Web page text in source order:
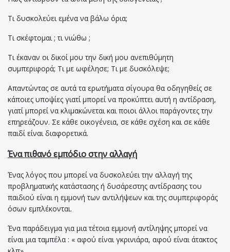
Τι δυσκολεύει εμένα να βάλω όρια;
Τι σκέφτομαι ; τι νιώθω ;
Τι έκαναν οι δικοί μου την δική μου ανεπιθύμητη
συμπεριφορά; Τι με ωφέλησε; Τι με δυσκόλεψε;
Απαντώντας σε αυτά τα ερωτήματα σίγουρα θα οδηγηθείς σε
κάποιες υποψίες γιατί μπορεί να προκύπτει αυτή η αντίδραση,
γιατί μπορεί να κλιμακώνεται και ποιοι άλλοι παράγοντες την
επηρεάζουν. Σε κάθε οικογένεια, σε κάθε σχέση και σε κάθε
παιδί είναι διαφορετικά.
Ένα πιθανό εμπόδιο στην αλλαγή
Ένας λόγος που μπορεί να δυσκολεύει την αλλαγή της
προβληματικής κατάστασης ή δυσάρεστης αντίδρασης του
παιδιού είναι η εμμονή των αντιλήψεων και της συμπεριφοράς
όσων εμπλέκονται.
Ένα παράδειγμα για μια τέτοια εμμονή αντίληψης μπορεί να
είναι μια ταμπέλα : « αφού είναι γκρινιάρα, αφού είναι άτακτος